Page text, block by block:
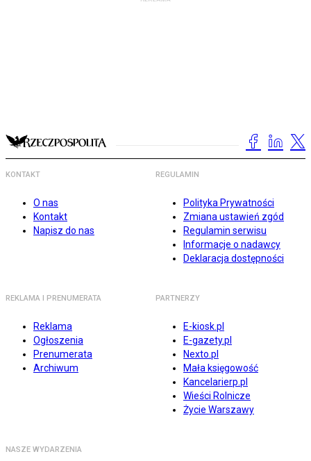
KONTAKT
O nas
Kontakt
Napisz do nas
REGULAMIN
Polityka Prywatności
Zmiana ustawień zgód
Regulamin serwisu
Informacje o nadawcy
Deklaracja dostępności
REKLAMA I PRENUMERATA
Reklama
Ogłoszenia
Prenumerata
Archiwum
PARTNERZY
E-kiosk.pl
E-gazety.pl
Nexto.pl
Mała księgowość
Kancelarierp.pl
Wieści Rolnicze
Życie Warszawy
NASZE WYDARZENIA